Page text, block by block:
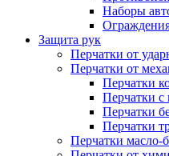
Наборы
Защита рук
Перчатки от
Перчатки от
Перчатки
Перчатки
Перчатки
Перчатки
Перчатки масло-